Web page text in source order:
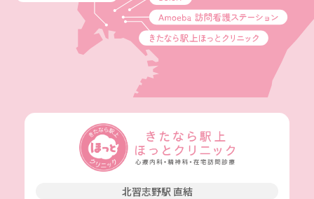
北習志野駅 直結